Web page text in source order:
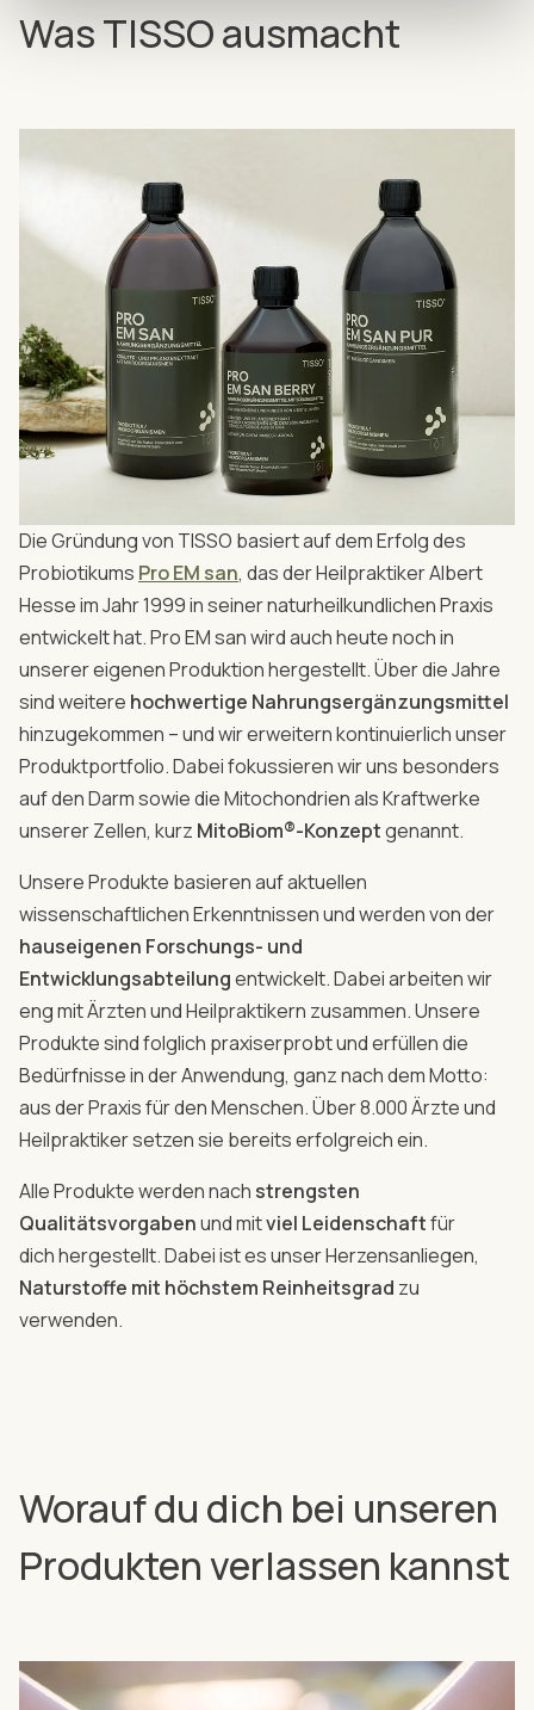
Was TISSO ausmacht
Die Gründung von TISSO basiert auf dem Erfolg des
Probiotikums Pro EM san, das der Heilpraktiker Albert
Hesse im Jahr 1999 in seiner naturheilkundlichen Praxis
entwickelt hat. Pro EM san wird auch heute noch in
unserer eigenen Produktion hergestellt. Über die Jahre
sind weitere hochwertige Nahrungsergänzungsmittel
hinzugekommen – und wir erweitern kontinuierlich unser
Produktportfolio. Dabei fokussieren wir uns besonders
auf den Darm sowie die Mitochondrien als Kraftwerke
unserer Zellen, kurz MitoBiom®-Konzeptgenannt.
Unsere Produkte basieren auf aktuellen
wissenschaftlichen Erkenntnissen und werden von der
hauseigenen Forschungs- und
Entwicklungsabteilungentwickelt. Dabei arbeiten wir
eng mit Ärzten und Heilpraktikern zusammen. Unsere
Produkte sind folglich praxiserprobt und erfüllen die
Bedürfnisse in der Anwendung, ganz nach dem Motto:
aus der Praxis für den Menschen. Über 8.000 Ärzte und
Heilpraktiker setzen sie bereits erfolgreich ein.
Alle Produkte werden nach strengsten
Qualitätsvorgabenund mitviel Leidenschaftfür
dich hergestellt. Dabei ist es unser Herzensanliegen,
Naturstoffe mit höchstem Reinheitsgrad zu
verwenden.
Worauf du dich bei unseren
Produkten verlassen kannst